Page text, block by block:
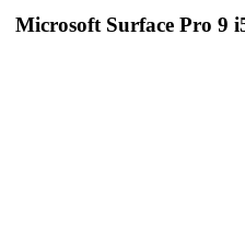
Microsoft Surface Pro 9